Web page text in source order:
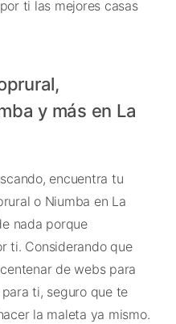
ti las mejores casas
y más en La
encuentra tu
o Niumba en La
nada porque
ti. Considerando que
de webs para
ti, seguro que te
la maleta ya mismo.